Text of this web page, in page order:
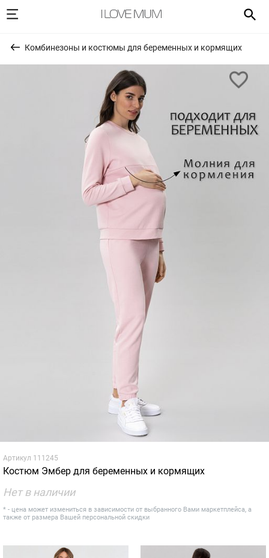
Комбинезоны и костюмы для беременных и кормящих
Артикул 111245
Костюм Эмбер для беременных и кормящих
Нет в наличии
* - цена может измениться в зависимости от выбранного Вами маркетплейса, а
также от размера Вашей персональной скидки